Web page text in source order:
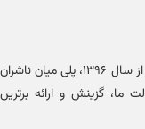
خانه کتاب طاها، مرجع تخصصی آثار علوم انسانی. ما از سال ۱۳۹۶، پلی میان ناشران
ما، گزینش و ارائه برترین